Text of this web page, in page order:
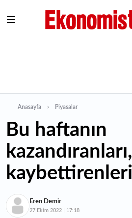
Anasayfa Piyasalar
Bu haftanın
kazandıranları,
kaybettirenleri
Eren Demir
27 Ekim 2022 | 17:18